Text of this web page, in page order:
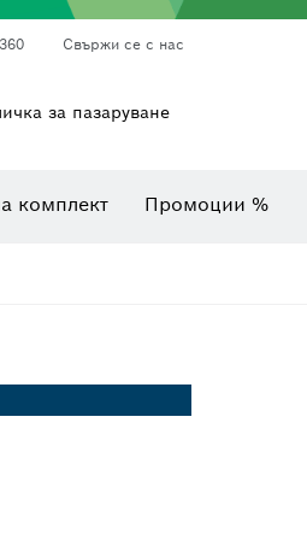
Свържи се с нас
за пазаруване
комплект Промоции %